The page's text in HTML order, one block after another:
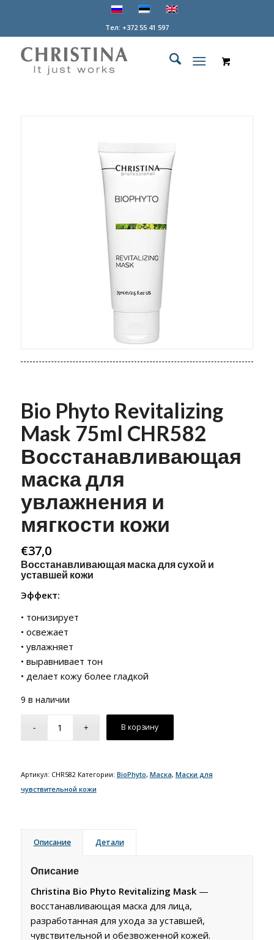
Tел: +372 55 41 597
Bio Phyto Revitalizing
Mask 75ml CHR582
Восстанавливающая
маска для
увлажнения и
мягкости кожи
€37,0
Восстанавливающая маска для сухой и
уставшей кожи
Эффект:
• тонизирует
• освежает
• увлажняет
• выравнивает тон
• делает кожу более гладкой
9 в наличии
В корзину
Артикул: CHR582 Категории: BioPhyto, Маска, Маски для
чувствительной кожи
Описание Детали
Описание
Christina Bio Phyto Revitalizing Mask—
восстанавливающая маска для лица,
разработанная для ухода за уставшей,
чувствительной и обезвоженной кожей.